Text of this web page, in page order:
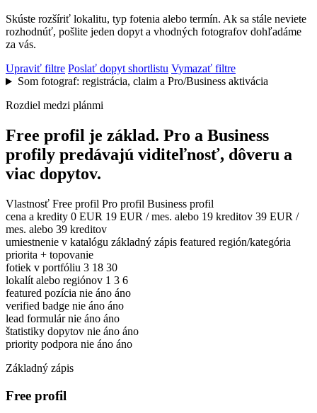
Skúste rozšíriť lokalitu, typ fotenia alebo termín. Ak sa stále neviete
rozhodnúť, pošlite jeden dopyt a vhodných fotografov dohľadáme
za vás.
Upraviť filtre Poslať dopyt shortlistu Vymazať filtre
Som fotograf: registrácia, claim a Pro/Business aktivácia
Rozdiel medzi plánmi
Free profil je základ. Pro a Business
profily predávajú viditeľnosť, dôveru a
viac dopytov.
Vlastnosť Free profil Pro profil Business profil
cena a kredity 0 EUR 19 EUR / mes. alebo 19 kreditov 39 EUR /
mes. alebo 39 kreditov
umiestnenie v katalógu základný zápis featured región/kategória
priorita + topovanie
fotiek v portfóliu 3 18 30
lokalít alebo regiónov 1 3 6
featured pozícia nie áno áno
verified badge nie áno áno
lead formulár nie áno áno
štatistiky dopytov nie áno áno
priority podpora nie áno áno
Základný zápis
Free profil